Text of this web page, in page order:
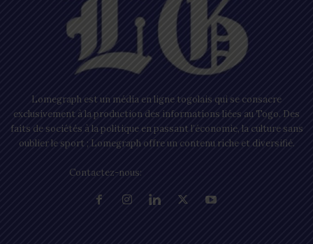
Lomegraph est un média en ligne togolais qui se consacre
exclusivement à la production des informations liées au Togo. Des
faits de sociétés à la politique en passant l’économie, la culture sans
oublier le sport ; Lomegraph offre un contenu riche et diversifié.
Contactez-nous: